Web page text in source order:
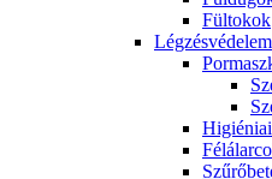
Fültokok
Légzésvédelem